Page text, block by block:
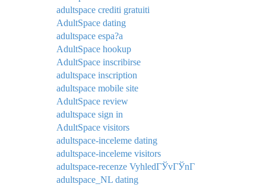
adultspace crediti gratuiti
AdultSpace dating
adultspace espa?a
AdultSpace hookup
AdultSpace inscribirse
adultspace inscription
adultspace mobile site
AdultSpace review
adultspace sign in
AdultSpace visitors
adultspace-inceleme dating
adultspace-inceleme visitors
adultspace-recenze VyhledГЎvГЎnГ­
adultspace_NL dating